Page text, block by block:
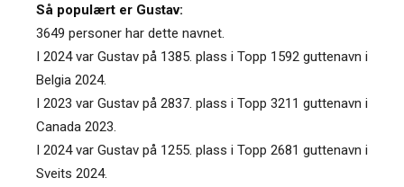
Så populært er Gustav:
3649 personer har dette navnet.
I 2024 var Gustav på 1385. plass i Topp 1592 guttenavn i
Belgia 2024.
I 2023 var Gustav på 2837. plass i Topp 3211 guttenavn i
Canada 2023.
I 2024 var Gustav på 1255. plass i Topp 2681 guttenavn i
Sveits 2024.